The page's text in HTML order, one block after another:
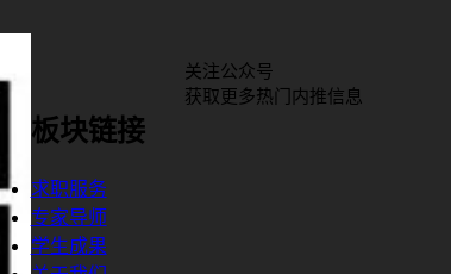
关注公众号
获取更多热门内推信息
板块链接
求职服务
专家导师
学生成果